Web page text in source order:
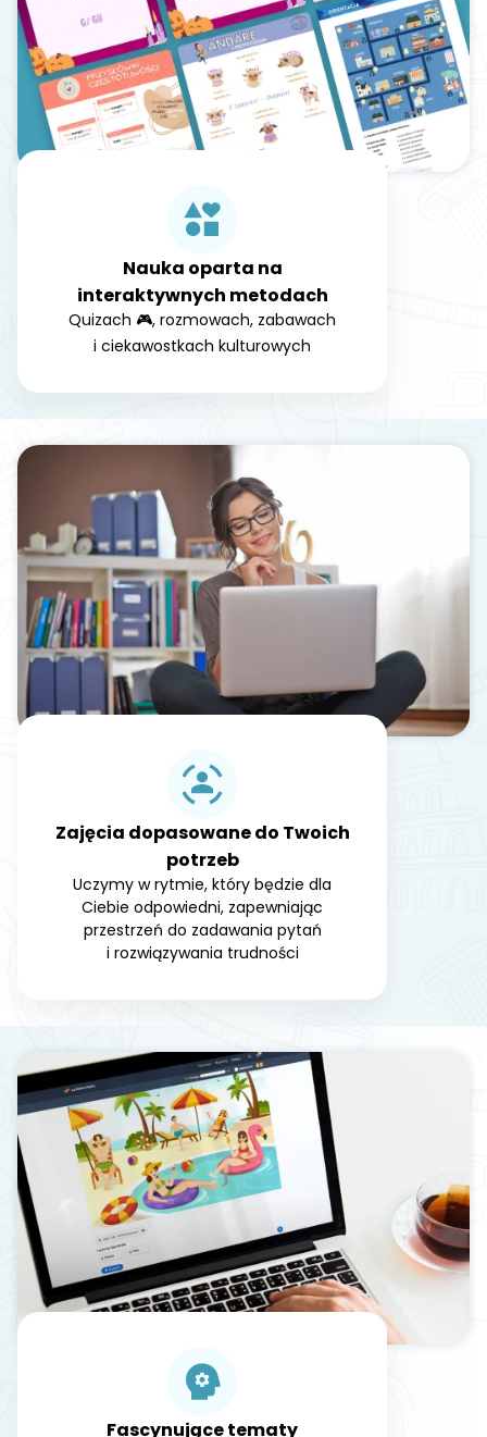
Nauka oparta na
interaktywnych metodach
Quizach 🎮, rozmowach, zabawach
i ciekawostkach kulturowych
Zajęcia dopasowane do Twoich
potrzeb
Uczymy w rytmie, który będzie dla
Ciebie odpowiedni, zapewniając
przestrzeń do zadawania pytań
i rozwiązywania trudności
Fascynujące tematy